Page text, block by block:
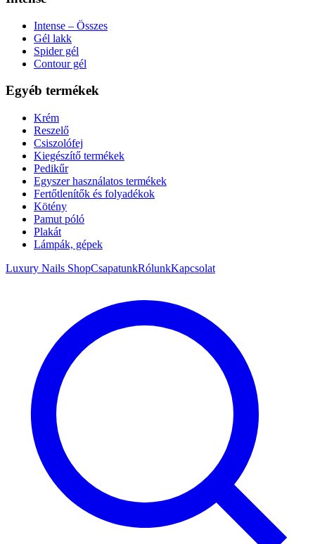
Intense – Összes
Gél lakk
Spider gél
Contour gél
Egyéb termékek
Krém
Reszelő
Csiszolófej
Kiegészítő termékek
Pedikűr
Egyszer használatos termékek
Fertőtlenítők és folyadékok
Kötény
Pamut póló
Plakát
Lámpák, gépek
Luxury Nails ShopCsapatunkRólunkKapcsolat